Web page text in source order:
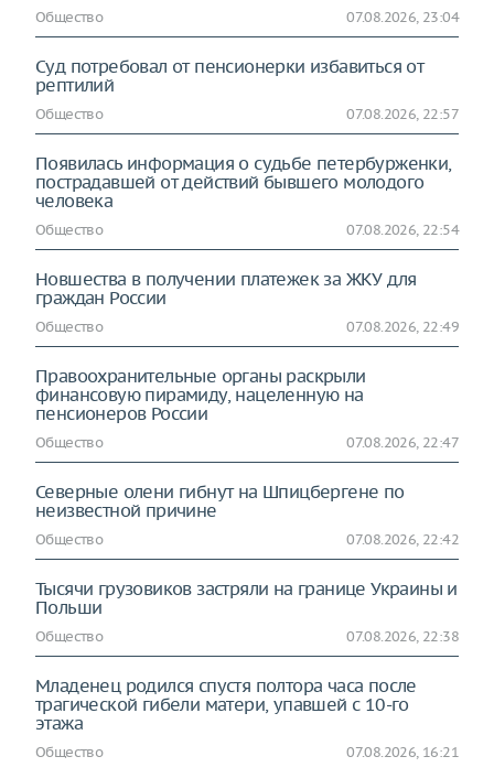
Общество 07.08.2026, 23:04
Суд потребовал от пенсионерки избавиться от
рептилий
Общество 07.08.2026, 22:57
Появилась информация о судьбе петербурженки,
пострадавшей от действий бывшего молодого
человека
Общество 07.08.2026, 22:54
Новшества в получении платежек за ЖКУ для
граждан России
Общество 07.08.2026, 22:49
Правоохранительные органы раскрыли
финансовую пирамиду, нацеленную на
пенсионеров России
Общество 07.08.2026, 22:47
Северные олени гибнут на Шпицбергене по
неизвестной причине
Общество 07.08.2026, 22:42
Тысячи грузовиков застряли на границе Украины и
Польши
Общество 07.08.2026, 22:38
Младенец родился спустя полтора часа после
трагической гибели матери, упавшей с 10-го
этажа
Общество 07.08.2026, 16:21